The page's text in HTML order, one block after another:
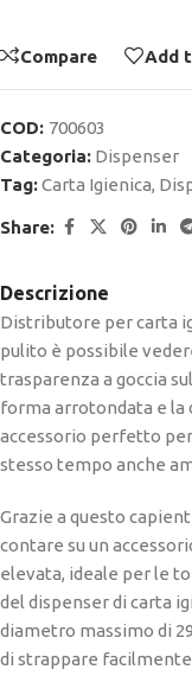
Compare Add
COD: 700603
Categoria: Dispenser
Tag:Carta Igienica,
Share:
Descrizione
Distributore per carta
pulito è possibile
trasparenza a goccia
forma arrotondata e la
accessorio perfetto
stesso tempo anche
Grazie a questo
contare su un
elevata, ideale per le
del dispenser di carta
diametro massimo di
di strappare